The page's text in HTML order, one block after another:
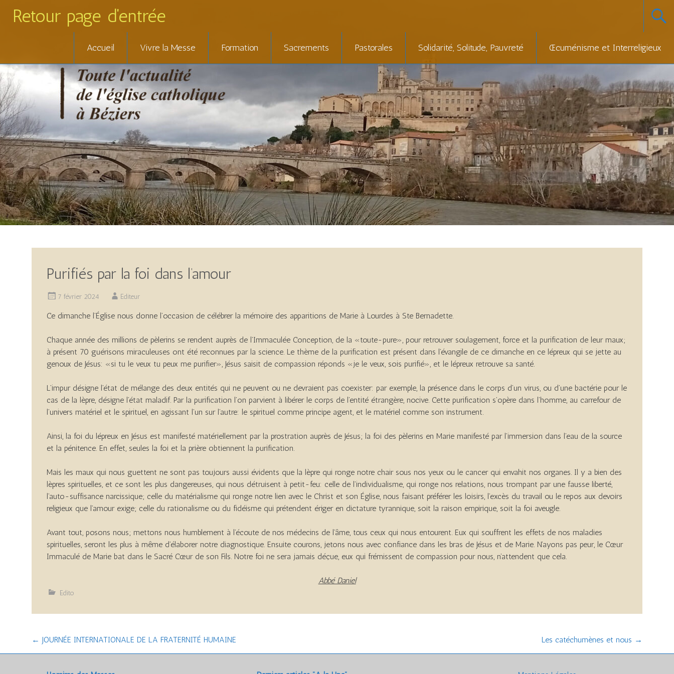
Retour page d'entrée
to
content
Accueil Vivre la Messe Formation Sacrements Pastorales Solidarité, Solitude, Pauvreté Œcuménisme et Interreligieux
Purifiés par la foi dans l’amour
7 février 2024 Editeur
Ce dimanche l’Église nous donne l’occasion de célébrer la mémoire des apparitions de Marie à Lourdes à Ste Bernadette.
Chaque année des millions de pèlerins se rendent auprès de l’Immaculée Conception, de la «toute-pure», pour retrouver soulagement, force et la purification de leur maux;
à présent 70 guérisons miraculeuses ont été reconnues par la science. Le thème de la purification est présent dans l’évangile de ce dimanche en ce lépreux qui se jette au
genoux de Jésus: «si tu le veux tu peux me purifier», Jésus saisit de compassion réponds «je le veux, sois purifié», et le lépreux retrouve sa santé.
L’impur désigne l’état de mélange des deux entités qui ne peuvent ou ne devraient pas coexister: par exemple, la présence dans le corps d’un virus, ou d’une bactérie pour le
cas de la lèpre, désigne l’état maladif. Par la purification l’on parvient à libérer le corps de l’entité étrangère, nocive. Cette purification s’opère dans l’homme, au carrefour de
l’univers matériel et le spirituel, en agissant l’un sur l’autre: le spirituel comme principe agent, et le matériel comme son instrument.
Ainsi, la foi du lépreux en Jésus est manifesté matériellement par la prostration auprès de Jésus; la foi des pèlerins en Marie manifesté par l’immersion dans l’eau de la source
et la pénitence. En effet, seules la foi et la prière obtiennent la purification.
Mais les maux qui nous guettent ne sont pas toujours aussi évidents que la lèpre qui ronge notre chair sous nos yeux ou le cancer qui envahit nos organes. Il y a bien des
lèpres spirituelles, et ce sont les plus dangereuses, qui nous détruisent à petit-feu: celle de l’individualisme, qui ronge nos relations, nous trompant par une fausse liberté,
l’auto-suffisance narcissique; celle du matérialisme qui ronge notre lien avec le Christ et son Église, nous faisant préférer les loisirs, l’excès du travail ou le repos aux devoirs
religieux que l’amour exige; celle du rationalisme ou du fidéisme qui prétendent ériger en dictature tyrannique, soit la raison empirique, soit la foi aveugle.
Avant tout, posons nous; mettons nous humblement à l’écoute de nos médecins de l’âme, tous ceux qui nous entourent. Eux qui souffrent les effets de nos maladies
spirituelles, seront les plus à même d’élaborer notre diagnostique. Ensuite courons, jetons nous avec confiance dans les bras de Jésus et de Marie. N’ayons pas peur, le Cœur
Immaculé de Marie bat dans le Sacré Cœur de son Fils. Notre foi ne sera jamais déçue, eux qui frémissent de compassion pour nous, n’attendent que cela.
Abbé Daniel
Edito
Post
← JOURNÉE INTERNATIONALE DE LA FRATERNITÉ HUMAINE Les catéchumènes et nous →